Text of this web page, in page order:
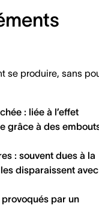
se produire, sans
: liée à l’effet
grâce à des
: souvent dues à la
disparaissent
par un